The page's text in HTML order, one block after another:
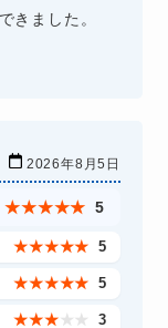
きました。
2026年8月5日
★★★★★ 5
★★★★★ 5
★★★★★ 5
★★★ ★ ★ 3